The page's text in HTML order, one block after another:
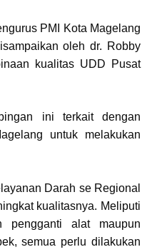
PMI Kota Magelang
oleh dr. Robby
kualitas UDD Pusat
ini terkait dengan
untuk melakukan
Darah se Regional
kualitasnya. Meliputi
pengganti alat maupun
semua perlu dilakukan